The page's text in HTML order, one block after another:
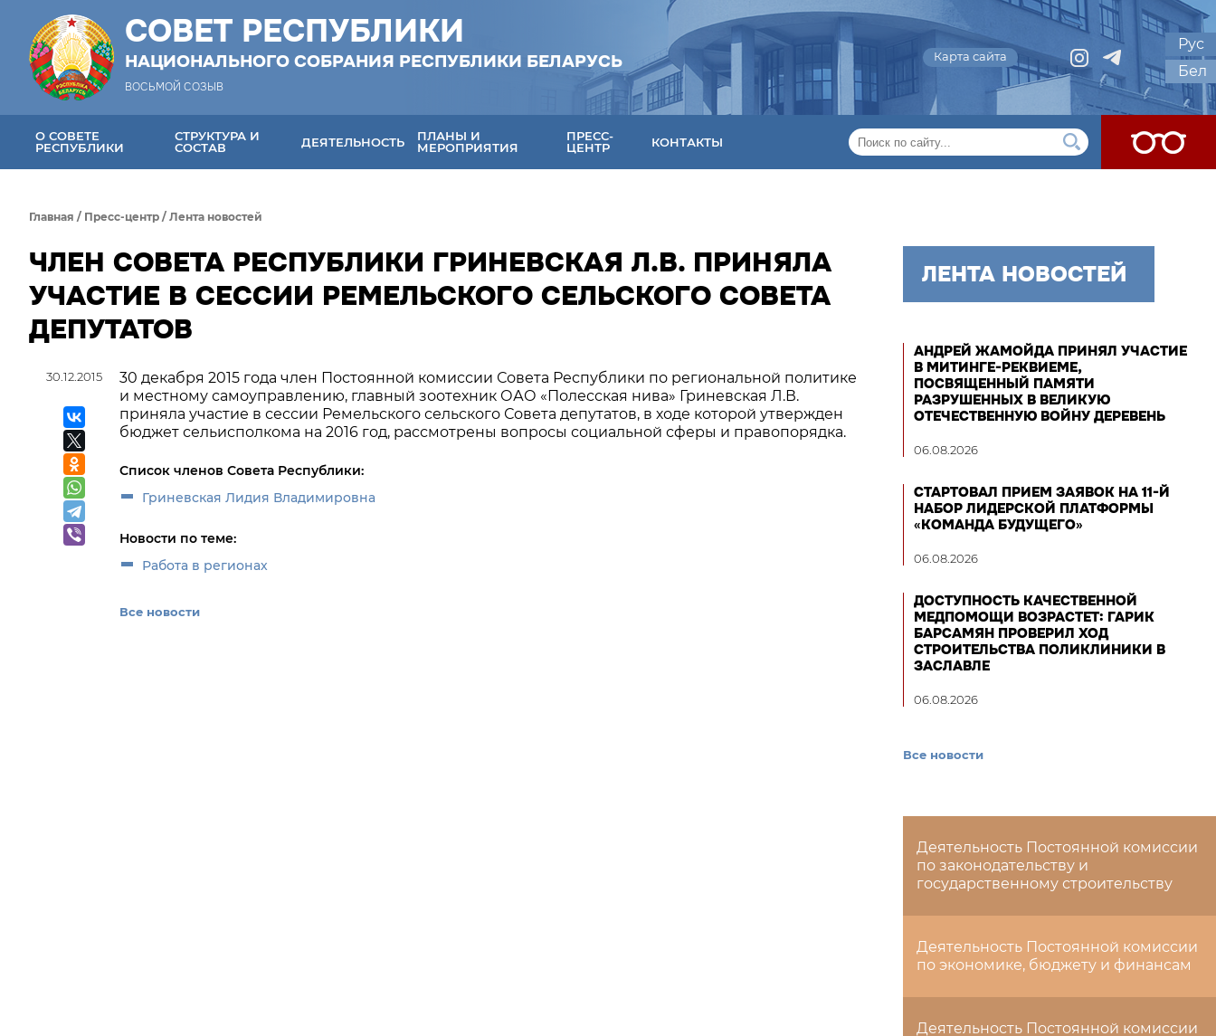
СОВЕТ РЕСПУБЛИКИ
НАЦИОНАЛЬНОГО СОБРАНИЯ РЕСПУБЛИКИ БЕЛАРУСЬ
ВОСЬМОЙ СОЗЫВ
Карта сайта
Рус
Бел
О СОВЕТЕ
РЕСПУБЛИКИ
СТРУКТУРА И
СОСТАВ
ДЕЯТЕЛЬНОСТЬ
ПЛАНЫ И
МЕРОПРИЯТИЯ
ПРЕСС-
ЦЕНТР
КОНТАКТЫ
Главная / Пресс-центр / Лента новостей
ЧЛЕН СОВЕТА РЕСПУБЛИКИ ГРИНЕВСКАЯ Л.В. ПРИНЯЛА
УЧАСТИЕ В СЕССИИ РЕМЕЛЬСКОГО СЕЛЬСКОГО СОВЕТА
ДЕПУТАТОВ
30.12.2015
30 декабря 2015 года член Постоянной комиссии Совета Республики по региональной политике
и местному самоуправлению, главный зоотехник ОАО «Полесская нива» Гриневская Л.В.
приняла участие в сессии Ремельского сельского Совета депутатов, в ходе которой утвержден
бюджет сельисполкома на 2016 год, рассмотрены вопросы социальной сферы и правопорядка.
Список членов Совета Республики:
Гриневская Лидия Владимировна
Новости по теме:
Работа в регионах
Все новости
ЛЕНТА НОВОСТЕЙ
АНДРЕЙ ЖАМОЙДА ПРИНЯЛ УЧАСТИЕ
В МИТИНГЕ-РЕКВИЕМЕ,
ПОСВЯЩЕННЫЙ ПАМЯТИ
РАЗРУШЕННЫХ В ВЕЛИКУЮ
ОТЕЧЕСТВЕННУЮ ВОЙНУ ДЕРЕВЕНЬ
06.08.2026
СТАРТОВАЛ ПРИЕМ ЗАЯВОК НА 11-Й
НАБОР ЛИДЕРСКОЙ ПЛАТФОРМЫ
«КОМАНДА БУДУЩЕГО»
06.08.2026
ДОСТУПНОСТЬ КАЧЕСТВЕННОЙ
МЕДПОМОЩИ ВОЗРАСТЕТ: ГАРИК
БАРСАМЯН ПРОВЕРИЛ ХОД
СТРОИТЕЛЬСТВА ПОЛИКЛИНИКИ В
ЗАСЛАВЛЕ
06.08.2026
Все новости
Деятельность Постоянной комиссии
по законодательству и
государственному строительству
Деятельность Постоянной комиссии
по экономике, бюджету и финансам
Деятельность Постоянной комиссии